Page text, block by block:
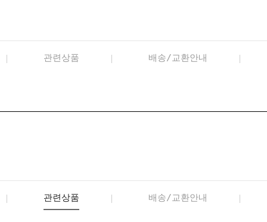
관련상품 배송/교환안내
관련상품 배송/교환안내